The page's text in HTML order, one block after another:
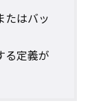
たはバッ
る定義が